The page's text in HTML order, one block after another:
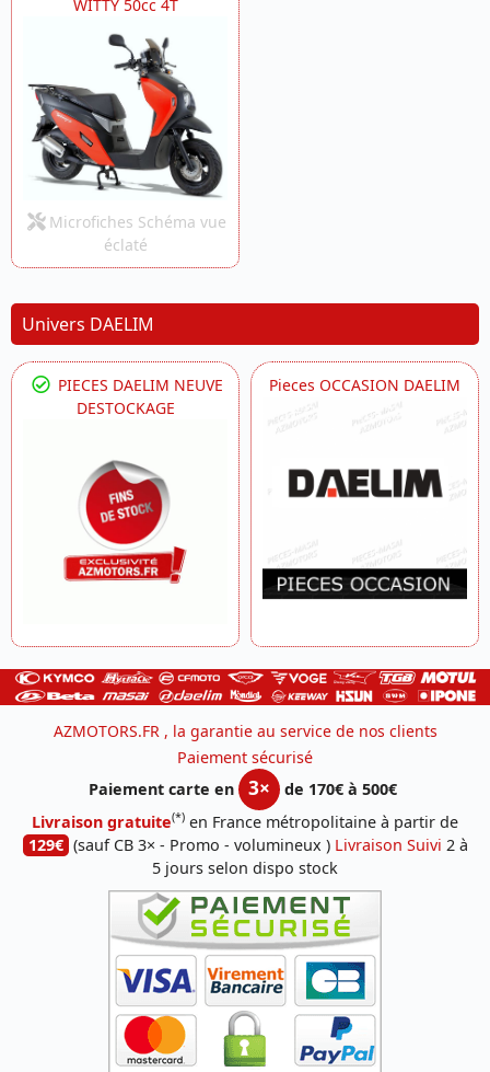
WITTY 50cc 4T
Microfiches Schéma vue
éclaté
Univers DAELIM
PIECES DAELIM NEUVE
DESTOCKAGE
Pieces OCCASION DAELIM
AZMOTORS.FR , la garantie au service de nos clients
Paiement sécurisé
Paiement carte en
3×
de 170€ à 500€
Livraison gratuite(*) en France métropolitaine à partir de
129€ (sauf CB 3× - Promo - volumineux ) Livraison Suivi 2 à
5 jours selon dispo stock